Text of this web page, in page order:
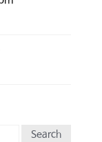
Search